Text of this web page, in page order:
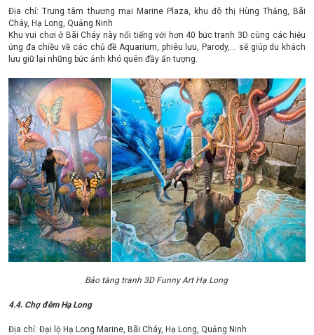
Địa chỉ: Trung tâm thương mại Marine Plaza, khu đô thị Hùng Thắng, Bãi
Cháy, Hạ Long, Quảng Ninh
Khu vui chơi ở Bãi Cháy này nổi tiếng với hơn 40 bức tranh 3D cùng các hiệu
ứng đa chiều về các chủ đề Aquarium, phiêu lưu, Parody,… sẽ giúp du khách
lưu giữ lại những bức ảnh khó quên đầy ấn tượng.
Bảo tàng tranh 3D Funny Art Hạ Long
4.4. Chợ đêm Hạ Long
Địa chỉ: Đại lộ Hạ Long Marine, Bãi Cháy, Hạ Long, Quảng Ninh